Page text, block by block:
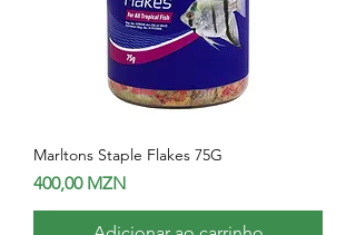
Marltons Staple Flakes 75G
Preço
400,00 MZN